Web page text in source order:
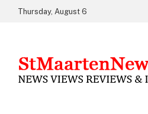
Thursday, August 6